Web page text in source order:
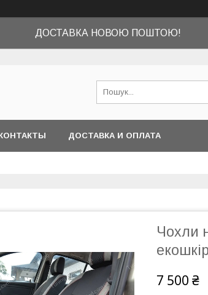
ДОСТАВКА НОВОЮ ПОШТОЮ!
ДОСТАВКА И ОПЛАТА
Чохли
7 500 ₴